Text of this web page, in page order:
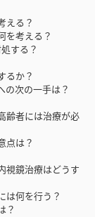
る？
考える？
する？
か？
次の一手は？
者には治療が必
は？
鏡治療はどうす
何を行う？
？